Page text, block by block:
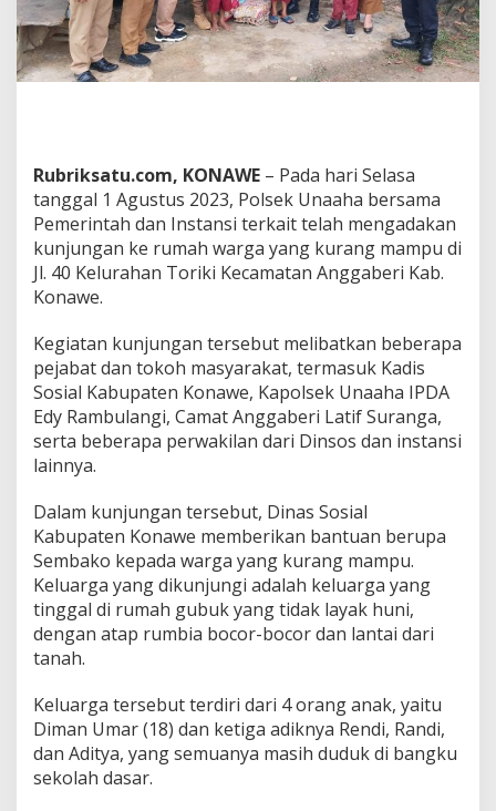
e
m
k
a
a
w
e
,
K
u
n
g
R
m
W
a
g
a
y
a
u
r
a
Rubriksatu.com, KONAWE – Pada hari Selasa
tanggal 1 Agustus 2023, Polsek Unaaha bersama
Pemerintah dan Instansi terkait telah mengadakan
kunjungan ke rumah warga yang kurang mampu di
Jl. 40 Kelurahan Toriki Kecamatan Anggaberi Kab.
Konawe.
Kegiatan kunjungan tersebut melibatkan beberapa
pejabat dan tokoh masyarakat, termasuk Kadis
Sosial Kabupaten Konawe, Kapolsek Unaaha IPDA
Edy Rambulangi, Camat Anggaberi Latif Suranga,
serta beberapa perwakilan dari Dinsos dan instansi
lainnya.
Dalam kunjungan tersebut, Dinas Sosial
Kabupaten Konawe memberikan bantuan berupa
Sembako kepada warga yang kurang mampu.
Keluarga yang dikunjungi adalah keluarga yang
tinggal di rumah gubuk yang tidak layak huni,
dengan atap rumbia bocor-bocor dan lantai dari
tanah.
Keluarga tersebut terdiri dari 4 orang anak, yaitu
Diman Umar (18) dan ketiga adiknya Rendi, Randi,
dan Aditya, yang semuanya masih duduk di bangku
sekolah dasar.